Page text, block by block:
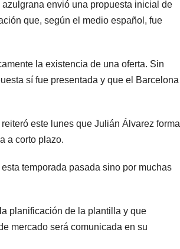
envió una propuesta inicial de
que, según el medio español, fue
la existencia de una oferta. Sin
sí fue presentada y que el Barcelona
este lunes que Julián Álvarez forma
a corto plazo.
temporada pasada sino por muchas
planificación de la plantilla y que
mercado será comunicada en su